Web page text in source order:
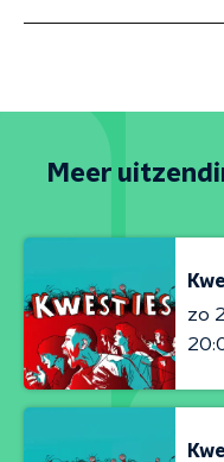
Meer
zo